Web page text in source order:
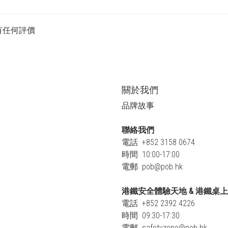
任何評價
關於我們
品牌故事
聯絡我們
電話 +852 3158 0674
時間 10:00-17:00
電郵 pob@pob.hk
港鐵安全體驗天地 & 港鐵桌
電話 +852 2392 4226
時間 09:30-17:30